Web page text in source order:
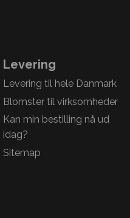
Levering
Levering til hele Danmark
Blomster til virksomheder
Kan min bestilling nå ud
idag?
Sitemap